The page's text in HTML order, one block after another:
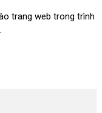
trang web trong trình